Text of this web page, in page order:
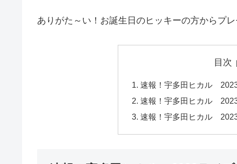
ありがた～い！お誕生日のヒッキーの方からプ
目次
速報！宇多田ヒカル
速報！宇多田ヒカル
速報！宇多田ヒカル